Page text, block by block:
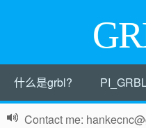
什么是grbl?
Contact me: